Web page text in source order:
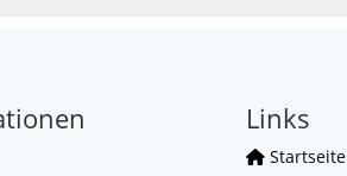
Links
Startseite